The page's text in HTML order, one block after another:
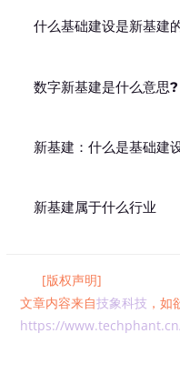
什么基础建设是新基建
数字新基建是什么意思?
新基建：什么是基础建
新基建属于什么行业
[版权声明]
文章内容来自技象科技 ，
https://